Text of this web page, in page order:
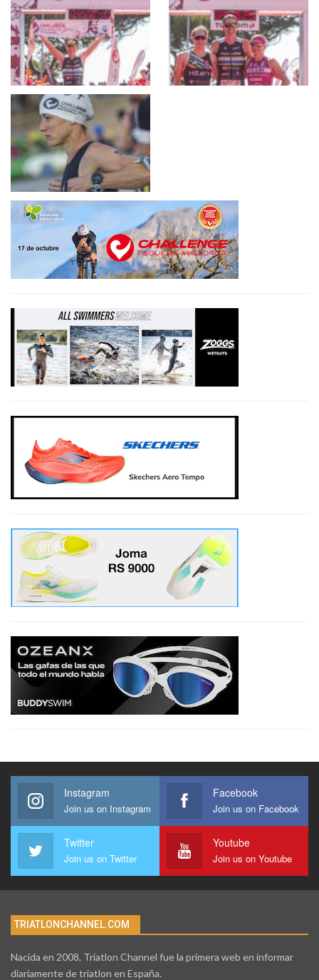
Instagram
Join us on Instagram
Facebook
Join us on Facebook
Twitter
Join us on Twitter
Youtube
Join us on Youtube
TRIATLONCHANNEL.COM
Nacida en 2008, Triatlon Channel fue la primera web en informar
diariamente de triatlon en España.